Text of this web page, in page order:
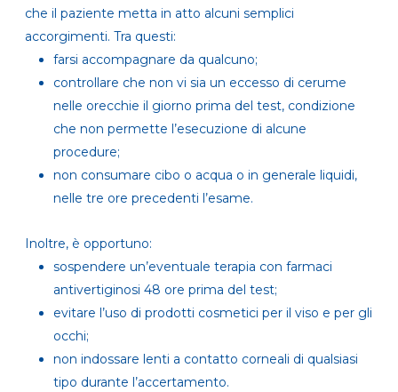
che il paziente metta in atto alcuni semplici
accorgimenti. Tra questi:
farsi accompagnare da qualcuno;
controllare che non vi sia un eccesso di cerume
nelle orecchie il giorno prima del test, condizione
che non permette l’esecuzione di alcune
procedure;
non consumare cibo o acqua o in generale liquidi,
nelle tre ore precedenti l’esame.
Inoltre, è opportuno:
sospendere un’eventuale terapia con farmaci
antivertiginosi 48 ore prima del test;
evitare l’uso di prodotti cosmetici per il viso e per gli
occhi;
non indossare lenti a contatto corneali di qualsiasi
tipo durante l’accertamento.